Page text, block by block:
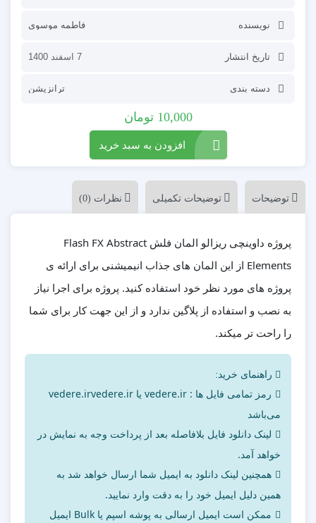
نویسنده فاطمه موسوی
تاریخ انتشار 7 اسفند 1400
دسته بندی ترانزیشن
10,000 تومان
افزودن به سبد خرید
توضیحات توضیحات تکمیلی نظرات (0)
پروژه داوینچی ریزالو المان فلش Flash FX Abstract
Elements از این المان های جذاب انیمیشنی برای ارائه ی
پروژه های مورد نظر خود استفاده کنید. پروژه برای اجرا نیاز
به نصب و استفاده از پلاگین ندارد و از این جهت کار برای شما
را راحت تر میکند.
راهنمای خرید:
می‌باشد
لینک دانلود فایل بلافاصله بعد از پرداخت وجه به نمایش در
خواهد آمد.
همچنین لینک دانلود به ایمیل شما ارسال خواهد شد به
همین دلیل ایمیل خود را به دقت وارد نمایید.
ممکن است ایمیل ارسالی به پوشه اسپم یا Bulk ایمیل